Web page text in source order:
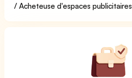
/ Acheteuse d'espaces publicitaires